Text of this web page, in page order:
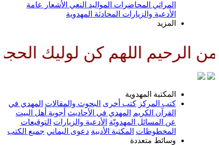
المراثي المحاضرات المواليد النعي الأشعار
عامة
الأدعية والزيارات المحادثة المهدوية
المزيد
اللهم كن لوليك الحجة
المكتبة المهدوية
كتب المركز كتب أخرى البحوث والمقالات المهدي في
القرآن الكريم
المهدي في الأحاديث أجوبة أهل البيت
عن المسائل المهدويّة الأدعية والزيارات التوقيعات
المخطوطات المكتبة الأدبية دعوى اليماني جميع الكتب
وسائط متعددة